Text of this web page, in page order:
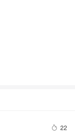
22